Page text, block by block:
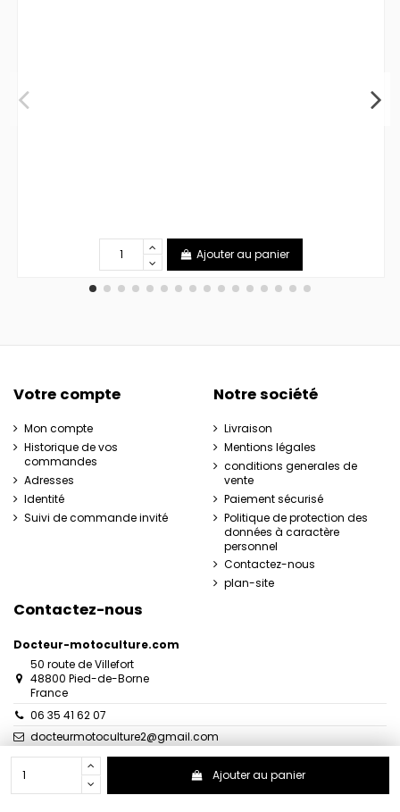
Ajouter au panier
Ajouter au panier
Votre compte
Mon compte
Historique de vos
commandes
Adresses
Identité
Suivi de commande invité
Notre société
Livraison
Mentions légales
conditions generales de
vente
Paiement sécurisé
Politique de protection des
données à caractère
personnel
Contactez-nous
plan-site
Contactez-nous
Docteur-motoculture.com
50 route de Villefort
48800 Pied-de-Borne
France
06 35 41 62 07
docteurmotoculture2@gmail.com